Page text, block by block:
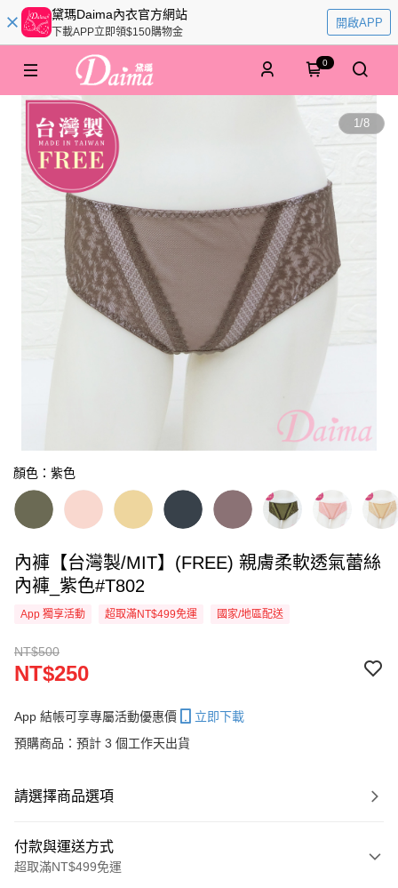
黛瑪Daima內衣官方網站
下載APP立即領$150購物金
開啟APP
0
1/8
顏色：紫色
內褲【台灣製/MIT】(FREE) 親膚柔軟透氣蕾絲
內褲_紫色#T802
App 獨享活動 超取滿NT$499免運 國家/地區配送
NT$500
NT$250
App 結帳可享專屬活動優惠價
立即下載
預購商品：預計 3 個工作天出貨
請選擇商品選項
付款與運送方式
超取滿NT$499免運